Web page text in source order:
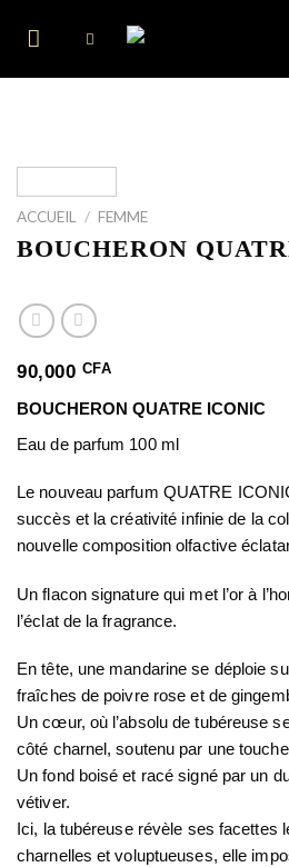
ACCUEIL / FEMME
BOUCHERON
90,000 CFA
BOUCHERON QUATRE ICONIC
Eau de parfum 100 ml
Le nouveau parfum QUATRE
succès et la créativité infinie de la
nouvelle composition olfactive
Un flacon signature qui met l’or à
l’éclat de la fragrance.
En tête, une mandarine se déploie
fraîches de poivre rose et de
Un cœur, où l’absolu de tubéreuse
côté charnel, soutenu par une
Un fond boisé et racé signé par un
vétiver.
Ici, la tubéreuse révèle ses facettes
charnelles et voluptueuses, elle